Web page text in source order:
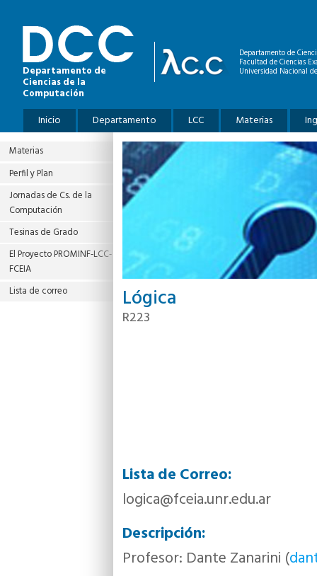
Departamento de
Ciencias de la
Computación
Departamento de
Facultad de Ciencias
Universidad Nacional
Menú principal
Inicio Departamento LCC Materias
Materias
Perfil y Plan
Jornadas de Cs. de la
Computación
Tesinas de Grado
El Proyecto PROMINF‐LCC‐
FCEIA
Lista de correo
Lógica
R223
Lista de Correo:
logica@fceia.unr.edu.ar
Descripción:
Profesor: Dante Zanarini (